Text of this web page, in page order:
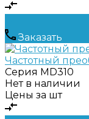
Заказать
Частотный
Серия MD310
Нет в наличии
Цены за шт